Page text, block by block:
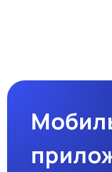
Столы и стулья